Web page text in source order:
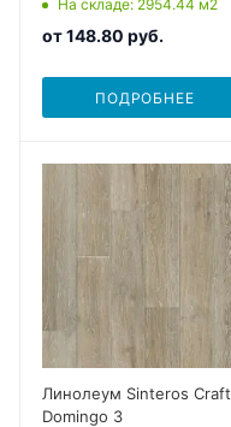
На складе: 2954.44 м2
от148.80 руб.
ПОДРОБНЕЕ
Линолеум Sinteros Craft
Domingo 3